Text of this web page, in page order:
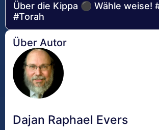
Über die Kippa ⚫ Wähle weise!
#Torah
Über Autor
Dajan Raphael Evers